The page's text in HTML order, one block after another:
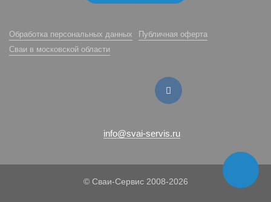
Обработка персональных данных
Публичная оферта
Сваи в московской области
info@svai-servis.ru
© Сваи-Сервис 2008-2026